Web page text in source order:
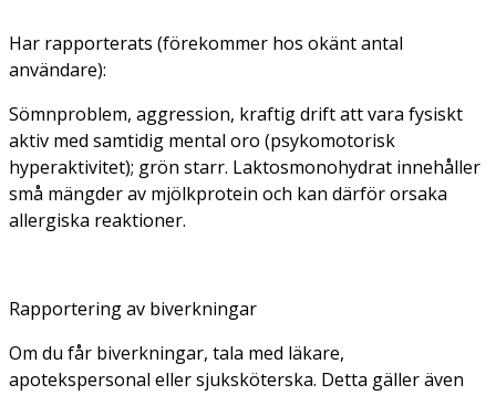
Har rapporterats (förekommer hos okänt antal
användare):
Sömnproblem, aggression, kraftig drift att vara fysiskt
aktiv med samtidig mental oro (psykomotorisk
hyperaktivitet); grön starr. Laktosmonohydrat innehåller
små mängder av mjölkprotein och kan därför orsaka
allergiska reaktioner.
Rapportering av biverkningar
Om du får biverkningar, tala med läkare,
apotekspersonal eller sjuksköterska. Detta gäller även